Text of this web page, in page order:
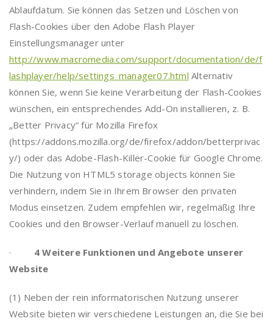
Ablaufdatum. Sie können das Setzen und Löschen von
Flash-Cookies über den Adobe Flash Player
Einstellungsmanager unter
http://www.macromedia.com/support/documentation/de/f
lashplayer/help/settings_manager07.html Alternativ
können Sie, wenn Sie keine Verarbeitung der Flash-Cookies
wünschen, ein entsprechendes Add-On installieren, z. B.
„Better Privacy“ für Mozilla Firefox
(https://addons.mozilla.org/de/firefox/addon/betterprivac
y/) oder das Adobe-Flash-Killer-Cookie für Google Chrome.
Die Nutzung von HTML5 storage objects können Sie
verhindern, indem Sie in Ihrem Browser den privaten
Modus einsetzen. Zudem empfehlen wir, regelmäßig Ihre
Cookies und den Browser-Verlauf manuell zu löschen.
· 4 Weitere Funktionen und Angebote unserer
Website
(1) Neben der rein informatorischen Nutzung unserer
Website bieten wir verschiedene Leistungen an, die Sie bei